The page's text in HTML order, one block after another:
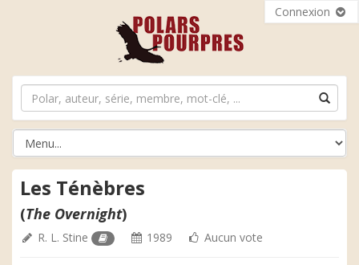
Connexion
Les Ténèbres
(The Overnight)
R. L. Stine 1989 Aucun vote